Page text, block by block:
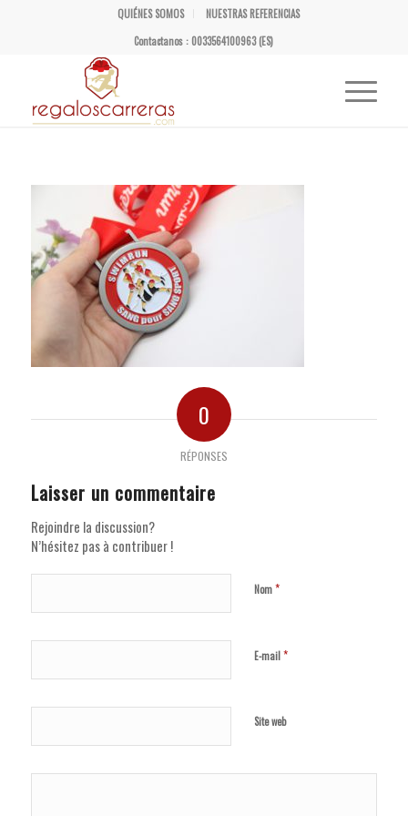
QUIÉNES SOMOS
NUESTRAS REFERENCIAS
Contactanos : 0033564100963 (ES)
0
RÉPONSES
Laisser un commentaire
Rejoindre la discussion?
N’hésitez pas à contribuer !
Nom*
E-mail*
Site web